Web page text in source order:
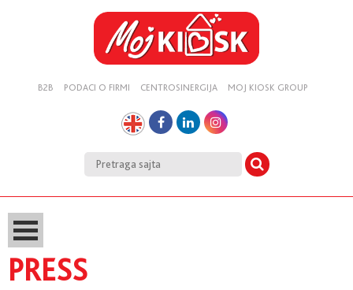
B2B PODACI O FIRMI CENTROSINERGIJA MOJ KIOSK GROUP
PRESS